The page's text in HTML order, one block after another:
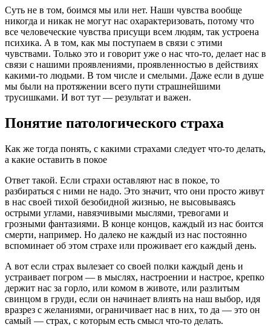
Суть не в том, боимся мы или нет. Наши чувства вообще
никогда и никак не могут нас охарактеризовать, потому что
все человеческие чувства присущи всем людям, так устроена
психика. А в том, как мы поступаем в связи с этими
чувствами. Только это и говорит уже о нас что-то, делает нас в
связи с нашими проявлениями, проявленностью в действиях
какими-то людьми. В том числе и смелыми. Даже если в душе
мы были на протяжении всего пути страшнейшими
трусишками. И вот тут — результат и важен.
Понятие патологического страха
Как же тогда понять, с какими страхами следует что-то делать,
а какие оставить в покое
Ответ такой. Если страхи оставляют нас в покое, то
разбираться с ними не надо. Это значит, что они просто живут
в нас своей тихой безобидной жизнью, не высовываясь
острыми углами, навязчивыми мыслями, тревогами и
грозными фантазиями. В конце концов, каждый из нас боится
смерти, например. Но далеко не каждый из нас постоянно
вспоминает об этом страхе или проживает его каждый день.
А вот если страх вылезает со своей полки каждый день и
устраивает погром — в мыслях, настроении и настрое, крепко
держит нас за горло, или комом в животе, или разлитым
свинцом в груди, если он начинает влиять на наш выбор, идя
вразрез с желаниями, ограничивает нас в них, то да — это он
самый — страх, с которым есть смысл что-то делать.